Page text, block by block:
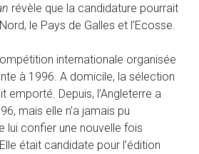
révèle que la candidature pourrait
le Pays de Galles et l’Ecosse.
internationale organisée
à 1996. A domicile, la sélection
emporté. Depuis, l’Angleterre a
mais elle n’a jamais pu
lui confier une nouvelle fois
était candidate pour l’édition